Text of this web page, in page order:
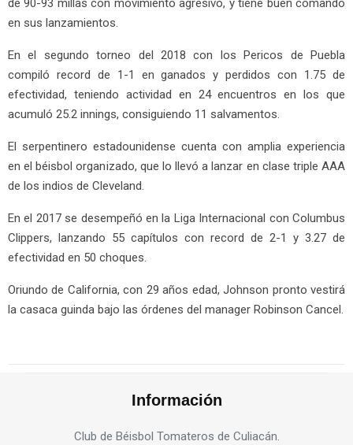
de 90-93 millas con movimiento agresivo, y tiene buen comando
en sus lanzamientos.
En el segundo torneo del 2018 con los Pericos de Puebla
compiló record de 1-1 en ganados y perdidos con 1.75 de
efectividad, teniendo actividad en 24 encuentros en los que
acumuló 25.2 innings, consiguiendo 11 salvamentos.
El serpentinero estadounidense cuenta con amplia experiencia
en el béisbol organizado, que lo llevó a lanzar en clase triple AAA
de los indios de Cleveland.
En el 2017 se desempeñó en la Liga Internacional con Columbus
Clippers, lanzando 55 capítulos con record de 2-1 y 3.27 de
efectividad en 50 choques.
Oriundo de California, con 29 años edad, Johnson pronto vestirá
la casaca guinda bajo las órdenes del manager Robinson Cancel.
Información
Club de Béisbol Tomateros de Culiacán.